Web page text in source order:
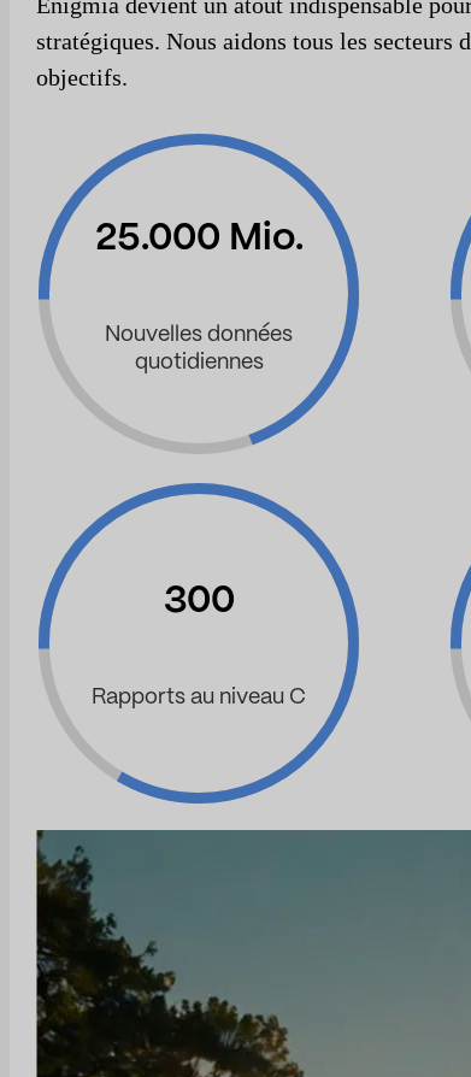
stratégiques. Nous aidons tous les secteurs
objectifs.
25.000 Mio.
Nouvelles données
quotidiennes
300
Rapports au niveau C